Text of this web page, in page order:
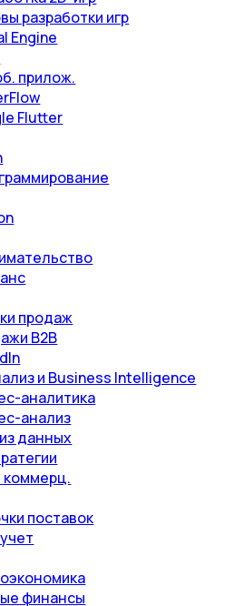
разработки игр
Engine
прилож.
Flutter
продаж
B2B
и Business Intelligence
аналитика
анализ
данных
коммерц.
поставок
финансы